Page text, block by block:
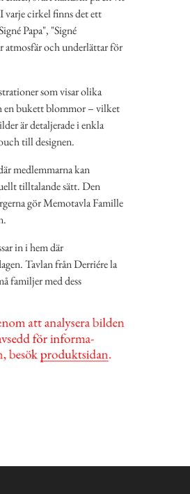
varje cirkel finns det ett
Papa", "Signé
atmosfär och underlättar för
som visar olika
en bukett blommor – vilket
är detaljerade i enkla
till designen.
medlemmarna kan
tilltalande sätt. Den
gör Memotavla Famille
in i hem där
Tavlan från Derriére la
familjer med dess